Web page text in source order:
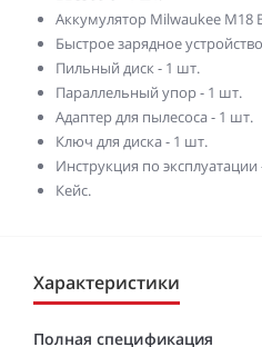
Аккумулятор Milwaukee M18
Быстрое зарядное
Пильный диск - 1 шт.
Параллельный упор - 1 шт.
Адаптер для пылесоса - 1 шт.
Ключ для диска - 1 шт.
Инструкция по эксплуатации
Кейс.
Характеристики
Полная спецификация